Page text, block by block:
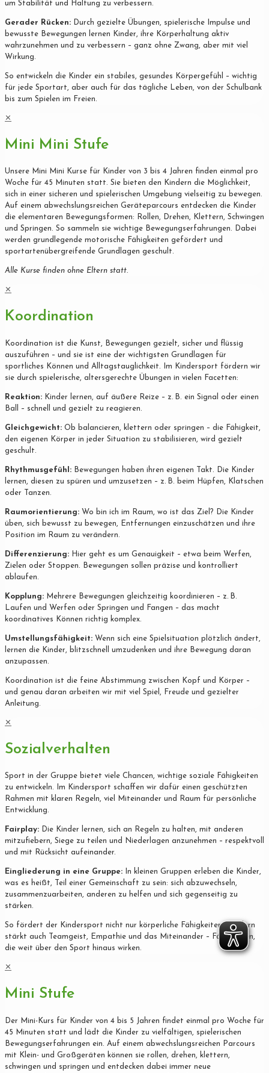
um Stabilität und Haltung zu verbessern.
Gerader Rücken: Durch gezielte Übungen, spielerische Impulse und
bewusste Bewegungen lernen Kinder, ihre Körperhaltung aktiv
wahrzunehmen und zu verbessern – ganz ohne Zwang, aber mit viel
Wirkung.
So entwickeln die Kinder ein stabiles, gesundes Körpergefühl – wichtig
für jede Sportart, aber auch für das tägliche Leben, von der Schulbank
bis zum Spielen im Freien.
✕
Mini Mini Stufe
Unsere Mini Mini Kurse für Kinder von 3 bis 4 Jahren finden einmal pro
Woche für 45 Minuten statt. Sie bieten den Kindern die Möglichkeit,
sich in einer sicheren und spielerischen Umgebung vielseitig zu bewegen.
Auf einem abwechslungsreichen Geräteparcours entdecken die Kinder
die elementaren Bewegungsformen: Rollen, Drehen, Klettern, Schwingen
und Springen. So sammeln sie wichtige Bewegungserfahrungen. Dabei
werden grundlegende motorische Fähigkeiten gefördert und
sportartenübergreifende Grundlagen geschult.
Alle Kurse finden ohne Eltern statt.
✕
Koordination
Koordination ist die Kunst, Bewegungen gezielt, sicher und flüssig
auszuführen – und sie ist eine der wichtigsten Grundlagen für
sportliches Können und Alltagstauglichkeit. Im Kindersport fördern wir
sie durch spielerische, altersgerechte Übungen in vielen Facetten:
Reaktion: Kinder lernen, auf äußere Reize – z. B. ein Signal oder einen
Ball – schnell und gezielt zu reagieren.
Gleichgewicht: Ob balancieren, klettern oder springen – die Fähigkeit,
den eigenen Körper in jeder Situation zu stabilisieren, wird gezielt
geschult.
Rhythmusgefühl: Bewegungen haben ihren eigenen Takt. Die Kinder
lernen, diesen zu spüren und umzusetzen – z. B. beim Hüpfen, Klatschen
oder Tanzen.
Raumorientierung: Wo bin ich im Raum, wo ist das Ziel? Die Kinder
üben, sich bewusst zu bewegen, Entfernungen einzuschätzen und ihre
Position im Raum zu verändern.
Differenzierung: Hier geht es um Genauigkeit – etwa beim Werfen,
Zielen oder Stoppen. Bewegungen sollen präzise und kontrolliert
ablaufen.
Kopplung: Mehrere Bewegungen gleichzeitig koordinieren – z. B.
Laufen und Werfen oder Springen und Fangen – das macht
koordinatives Können richtig komplex.
Umstellungsfähigkeit: Wenn sich eine Spielsituation plötzlich ändert,
lernen die Kinder, blitzschnell umzudenken und ihre Bewegung daran
anzupassen.
Koordination ist die feine Abstimmung zwischen Kopf und Körper –
und genau daran arbeiten wir mit viel Spiel, Freude und gezielter
Anleitung.
✕
Sozialverhalten
Sport in der Gruppe bietet viele Chancen, wichtige soziale Fähigkeiten
zu entwickeln. Im Kindersport schaffen wir dafür einen geschützten
Rahmen mit klaren Regeln, viel Miteinander und Raum für persönliche
Entwicklung.
Fairplay: Die Kinder lernen, sich an Regeln zu halten, mit anderen
mitzufiebern, Siege zu teilen und Niederlagen anzunehmen – respektvoll
und mit Rücksicht aufeinander.
Eingliederung in eine Gruppe: In kleinen Gruppen erleben die Kinder,
was es heißt, Teil einer Gemeinschaft zu sein: sich abzuwechseln,
zusammenzuarbeiten, anderen zu helfen und sich gegenseitig zu
stärken.
So fördert der Kindersport nicht nur körperliche Fähigkeiten, sondern
stärkt auch Teamgeist, Empathie und das Miteinander – Fähigkeiten,
die weit über den Sport hinaus wirken.
✕
Mini Stufe
Der Mini-Kurs für Kinder von 4 bis 5 Jahren findet einmal pro Woche für
45 Minuten statt und lädt die Kinder zu vielfältigen, spielerischen
Bewegungserfahrungen ein. Auf einem abwechslungsreichen Parcours
mit Klein- und Großgeräten können sie rollen, drehen, klettern,
schwingen und springen und entdecken dabei immer neue